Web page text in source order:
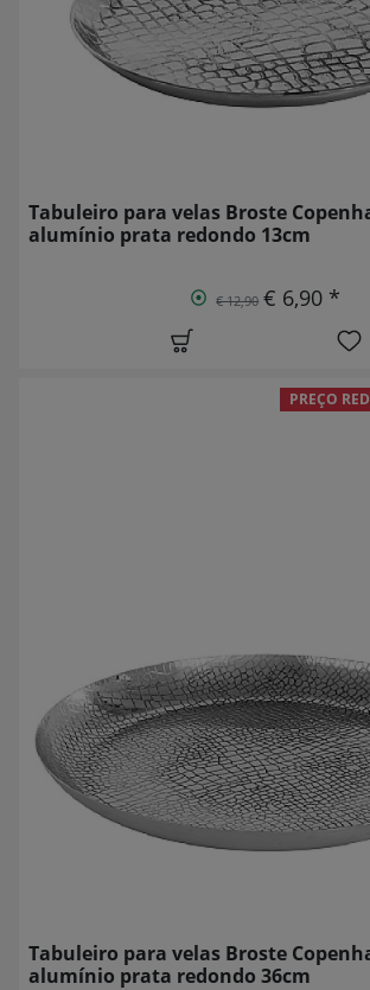
Tabuleiro para velas Broste
alumínio prata redondo 13cm
€ 12,90 € 6,90 *
PREÇO
Tabuleiro para velas Broste
alumínio prata redondo 36cm